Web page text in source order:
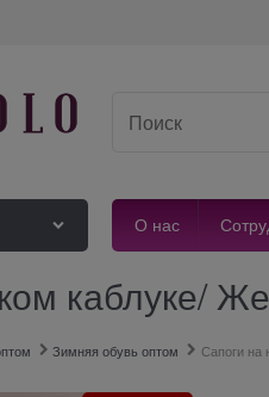
О нас
каблуке/
Зимняя обувь оптом Сапоги на